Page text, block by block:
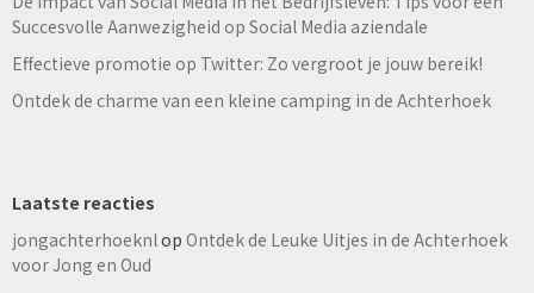
Succesvolle Aanwezigheid op Social Media aziendale
Effectieve promotie op Twitter: Zo vergroot je jouw bereik!
Ontdek de charme van een kleine camping in de Achterhoek
Laatste reacties
jongachterhoeknlop Ontdek de Leuke Uitjes in de Achterhoek
voor Jong en Oud